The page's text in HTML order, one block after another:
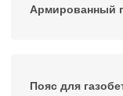
Армированный
Пояс для